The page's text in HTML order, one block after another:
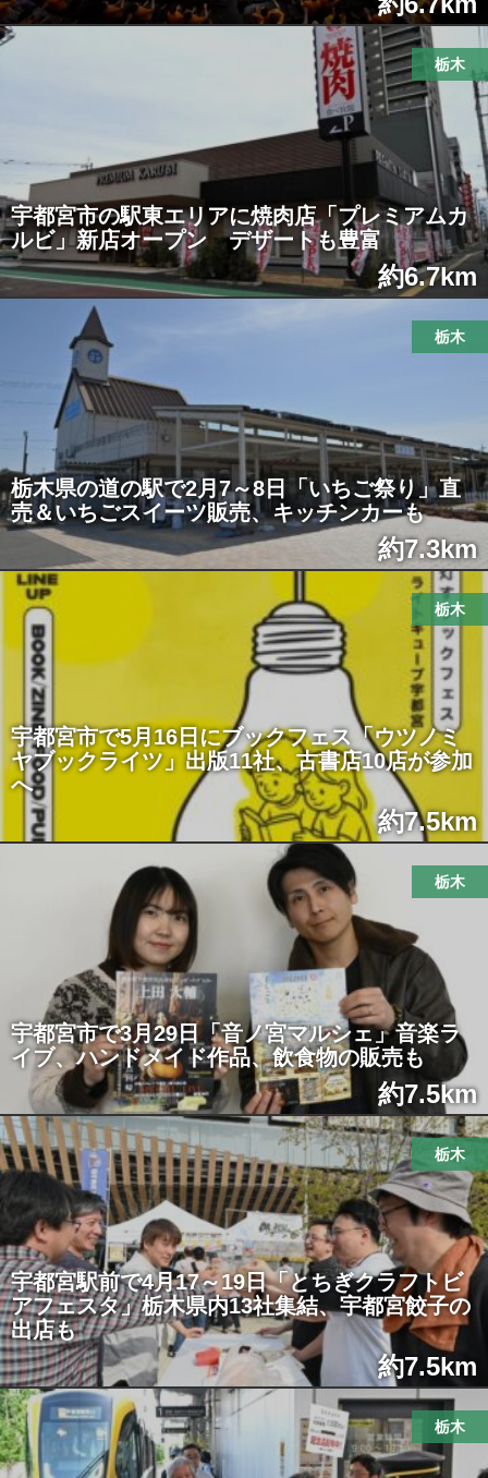
栃木
宇都宮市の駅東エリアに焼肉店「プレミアムカ
ルビ」新店オープン デザートも豊富
約6.7km
栃木
栃木県の道の駅で2月7～8日「いちご祭り」直
売＆いちごスイーツ販売、キッチンカーも
約7.3km
栃木
宇都宮市で5月16日にブックフェス「ウツノミ
ヤブックライツ」出版11社、古書店10店が参加
へ
約7.5km
栃木
宇都宮市で3月29日「音ノ宮マルシェ」音楽ラ
イブ、ハンドメイド作品、飲食物の販売も
約7.5km
栃木
宇都宮駅前で4月17～19日「とちぎクラフトビ
アフェスタ」栃木県内13社集結、宇都宮餃子の
出店も
約7.5km
栃木